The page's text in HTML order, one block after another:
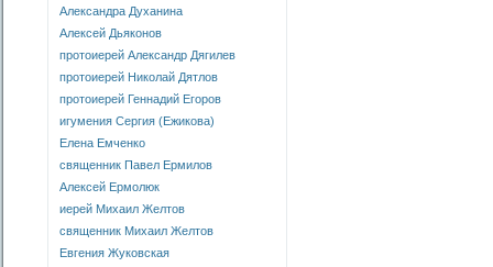
Александра Духанина
Алексей Дьяконов
протоиерей Александр Дягилев
протоиерей Николай Дятлов
протоиерей Геннадий Егоров
игумения Сергия (Ежикова)
Елена Емченко
священник Павел Ермилов
Алексей Ермолюк
иерей Михаил Желтов
священник Михаил Желтов
Евгения Жуковская